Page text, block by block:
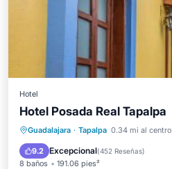
Hotel
Hotel Posada Real Tapalpa
Guadalajara · Tapalpa 0.34 mi al centro
9.2 Excepcional(452 Reseñas)
8 baños 191.06 pies²
Aparcamiento
Internet
Apto para niños